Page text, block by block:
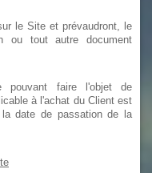
le Site et prévaudront, le
ou tout autre document
pouvant faire l'objet de
à l'achat du Client est
date de passation de la